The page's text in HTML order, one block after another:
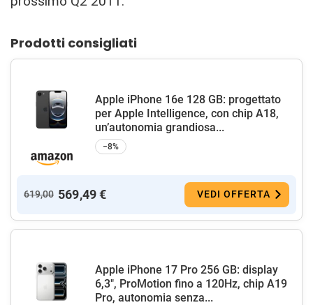
Prodotti consigliati
Apple iPhone 16e 128 GB: progettato
per Apple Intelligence, con chip A18,
un’autonomia grandiosa...
−8%
619,00 569,49 € VEDI OFFERTA
Apple iPhone 17 Pro 256 GB: display
6,3", ProMotion fino a 120Hz, chip A19
Pro, autonomia senza...